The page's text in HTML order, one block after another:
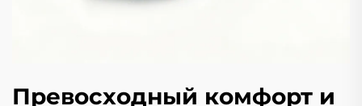
Превосходный комфорт и